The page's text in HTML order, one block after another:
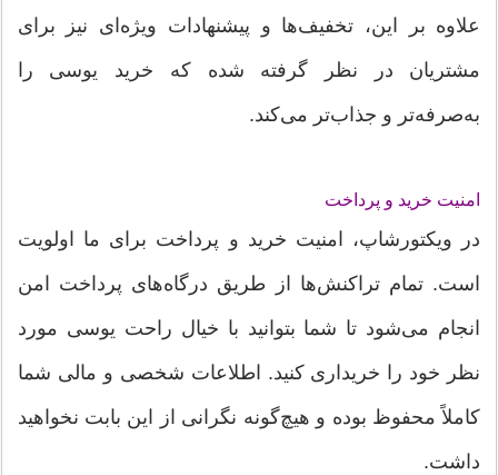
علاوه بر این، تخفیف‌ها و پیشنهادات ویژه‌ای نیز برای
مشتریان در نظر گرفته شده که خرید یوسی را
به‌صرفه‌تر و جذاب‌تر می‌کند.
امنیت خرید و پرداخت
در ویکتورشاپ، امنیت خرید و پرداخت برای ما اولویت
است. تمام تراکنش‌ها از طریق درگاه‌های پرداخت امن
انجام می‌شود تا شما بتوانید با خیال راحت یوسی مورد
نظر خود را خریداری کنید. اطلاعات شخصی و مالی شما
کاملاً محفوظ بوده و هیچ‌گونه نگرانی از این بابت نخواهید
داشت.